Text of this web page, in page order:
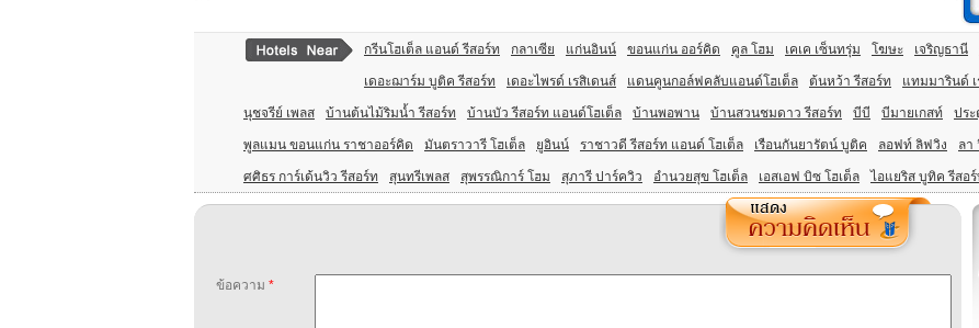
กรีนโฮเต็ล แอนด์ รีสอร์ท กลาเซีย แก่นอินน์ ขอนแก่น ออร์คิด คูล โฮม เคเค เซ็นทรุ่ม โฆษะ เจริญธานี
เดอะฌาร์ม บูติค รีสอร์ท เดอะไพรด์ เรสิเดนส์ แดนคูนกอล์ฟคลับแอนด์โฮเต็ล ต้นหว้า รีสอร์ท แทมมารินด์
นุชจรีย์ เพลส บ้านต้นไม้ริมน้ำ รีสอร์ท บ้านบัว รีสอร์ท แอนด์โฮเต็ล บ้านพอพาน บ้านสวนชมดาว รีสอร์ท บีบี บีมายเกสท์ ปร
พูลแมน ขอนแก่น ราชาออร์คิด มันตราวารี โฮเต็ล ยูอินน์ ราชาวดี รีสอร์ท แอนด์ โฮเต็ล เรือนกันยารัตน์ บูติค ลอฟท์ ลิฟวิง ลา
ศศิธร การ์เด้นวิว รีสอร์ท สุนทรีเพลส สุพรรณิการ์ โฮม สุภารี ปาร์ควิว อำนวยสุข โฮเต็ล เอสเอฟ บิซ โฮเต็ล ไอแยริส บูทิค รีสอ
ข้อความ *